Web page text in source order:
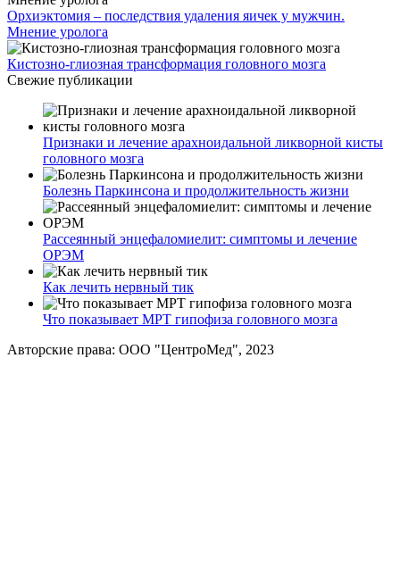
Орхиэктомия – последствия удаления яичек у мужчин.
Мнение уролога
Кистозно-глиозная трансформация головного мозга
Свежие публикации
Признаки и лечение арахноидальной ликворной кисты
головного мозга
Болезнь Паркинсона и продолжительность жизни
Рассеянный энцефаломиелит: симптомы и лечение
ОРЭМ
Как лечить нервный тик
Что показывает МРТ гипофиза головного мозга
Авторские права: ООО "ЦентроМед", 2023